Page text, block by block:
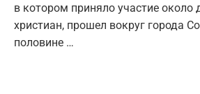
в котором приняло участие около
христиан, прошел вокруг города
половине …